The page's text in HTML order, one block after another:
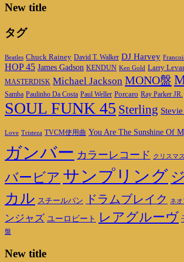
New title
タグ
Beatles Chuck Rainey David T. Walker DJ Harvey
HOP 45 James Gadson KENDUN Ken Gold Larry
MASTERDISK Michael Jackson MONO盤
Samba Paulinho Da Costa Paul Weller Porcaro Ray Parker JR.
SOUL FUNK 45 Sterling
Love Tristeza TVCM使用曲 You Are The Sunshine Of
ガンバー カラーレコード クリスマス
バービア サンプリング
カル スチールパン ドラムブレイク ネ
ンジャズ ユーロビート レアグルーヴ
盤
New title